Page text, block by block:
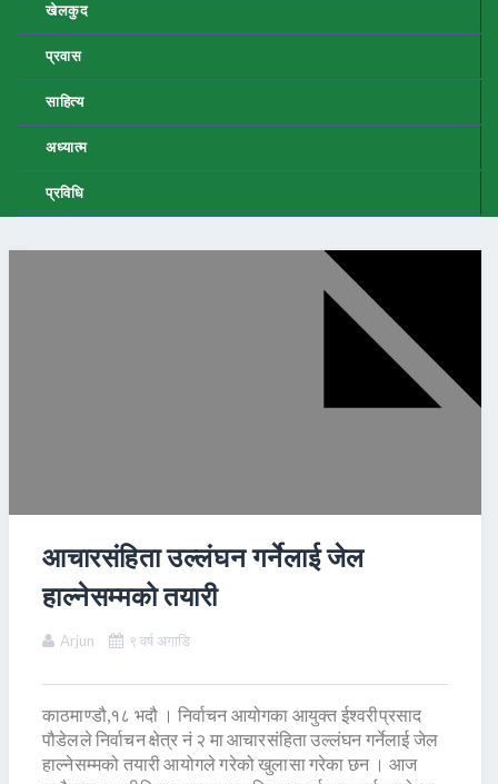
खेलकुद
प्रवास
साहित्य
अध्यात्म
प्रविधि
आचारसंहिता उल्लंघन गर्नेलाई जेल
हाल्नेसम्मको तयारी
Arjun ९ वर्ष अगाडि
काठमाण्डौ,१८ भदौ । निर्वाचन आयोगका आयुक्त ईश्वरीप्रसाद
पौडेलले निर्वाचन क्षेत्र नं २ मा आचारसंहिता उल्लंघन गर्नेलाई जेल
हाल्नेसम्मको तयारी आयोगले गरेको खुलासा गरेका छन । आज